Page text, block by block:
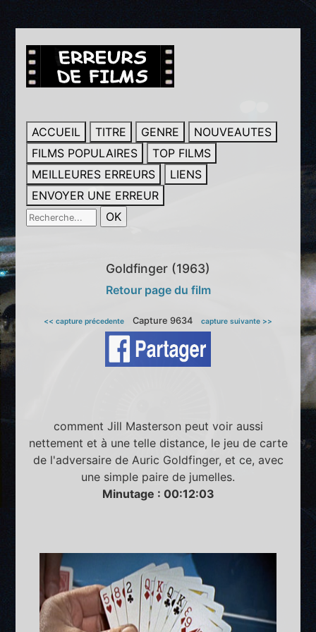
ACCUEIL TITRE GENRE
NOUVEAUTES
FILMS POPULAIRES
TOP FILMS
MEILLEURES ERREURS
LIENS
ENVOYER UNE ERREUR
Goldfinger (1963)
Retour page du film
<< capture précedente Capture 9634 capture suivante >>
comment Jill Masterson peut voir aussi
nettement et à une telle distance, le jeu de carte
de l'adversaire de Auric Goldfinger, et ce, avec
une simple paire de jumelles.
Minutage : 00:12:03